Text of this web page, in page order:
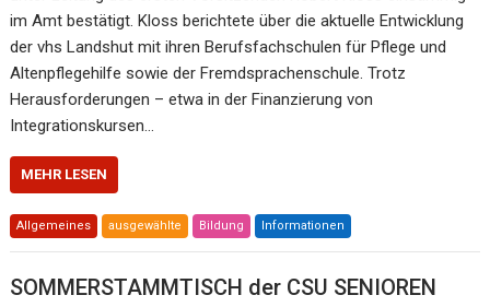
im Amt bestätigt. Kloss berichtete über die aktuelle Entwicklung
der vhs Landshut mit ihren Berufsfachschulen für Pflege und
Altenpflegehilfe sowie der Fremdsprachenschule. Trotz
Herausforderungen – etwa in der Finanzierung von
Integrationskursen…
MEHR LESEN
Allgemeines ausgewählte Bildung Informationen
SOMMERSTAMMTISCH der CSU SENIOREN